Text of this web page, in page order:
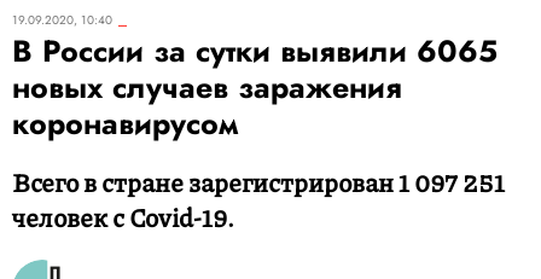
19.09.2020, 10:40
В России за сутки выявили 6065
новых случаев заражения
коронавирусом
Всего в стране зарегистрирован 1 097 251
человек с Covid-19.